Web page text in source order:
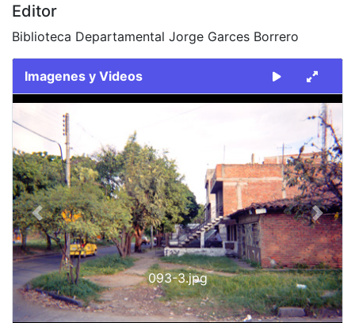
Editor
Biblioteca Departamental Jorge Garces Borrero
Imagenes y Videos
Slide 1 of 1
093-3.jpg
Previous Next